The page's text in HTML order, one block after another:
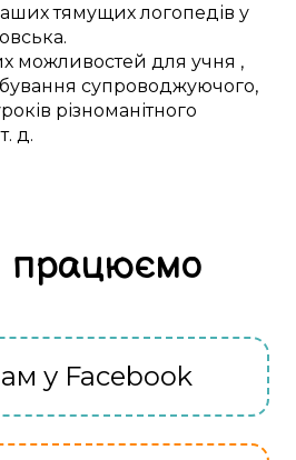
тямущихлогопедів у
.
можливостей для учня ,
супроводжуючого,
різноманітного
т. д.
у Facebook